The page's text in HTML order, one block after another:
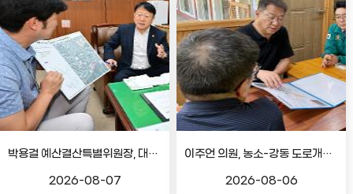
박용걸 예산결산특별위원장, 대공원로 확장공사 현안점검 간담회
2026-08-07
이주언 의원, 농소-강동 도로개설 민원 현장 점검
2026-08-06